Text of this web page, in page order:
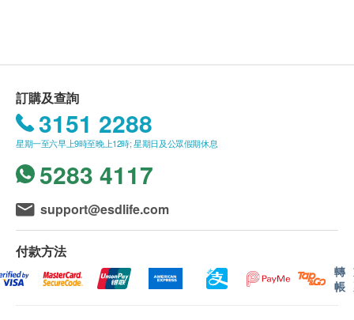
有助減低腸胃敏感及過敏體質
護心
有助抗老化，維護心臟健康
釋放能量，促進能量轉化，提升運用已攝取營養之
效率
緩解疲勞，加快新陳代謝
支持免疫系統
務。賬單總額未滿HK$300需附加HK$30運費。
我們將於確定訂單後1-3個工作天內安排發貨。
不排除運送時間會因節日而有所影響。當八號烈風
訊號懸掛或黑色暴雨警告生效時，送貨服務時間將
會延遲。
認。倘若健康網購health.ESDlife未能提供任何訂
單上的貨品，健康網購health.ESDlife有權拒絕接
受該訂單，並且會於送貨前透過電話或電郵通知顧
客再作安排。
訂購及查詢
3151 2288
星期一至六早上9時至晚上12時; 星期日及公眾假期休息
5283 4117
support@esdlife.com
付款方法
轉
帳